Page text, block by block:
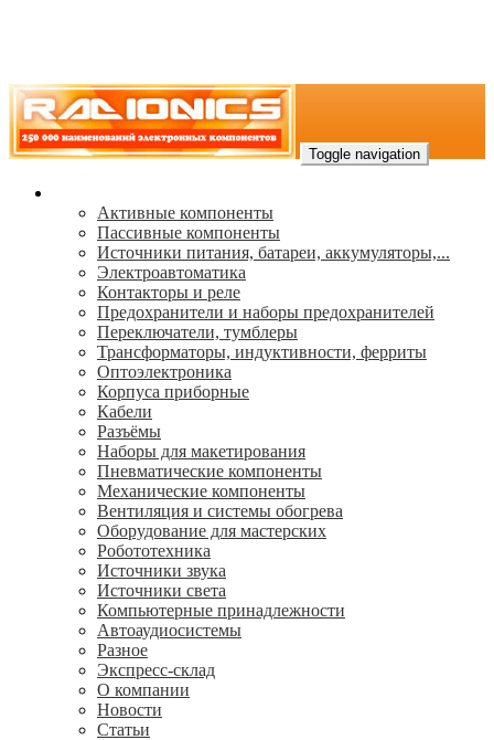
Toggle navigation
Активные компоненты
Пассивные компоненты
Источники питания, батареи, аккумуляторы,...
Электроавтоматика
Контакторы и реле
Предохранители и наборы предохранителей
Переключатели, тумблеры
Трансформаторы, индуктивности, ферриты
Oптоэлектроника
Корпуса приборные
Кабели
Разъёмы
Наборы для макетирования
Пневматические компоненты
Механические компоненты
Вентиляция и системы обогрева
Оборудование для мастерских
Робототехника
Источники звука
Источники света
Компьютерные принадлежности
Автоаудиосистемы
Разное
Экспресс-склад
О компании
Новости
Статьи